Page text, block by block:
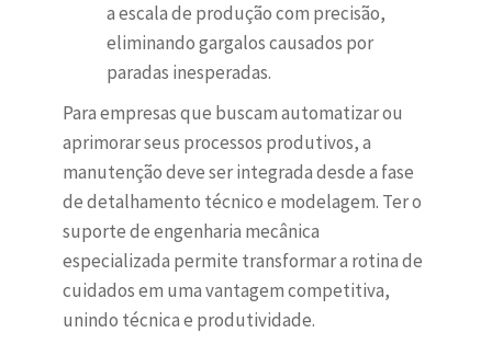
a escala de produção com precisão,
eliminando gargalos causados por
paradas inesperadas.
Para empresas que buscam automatizar ou
aprimorar seus processos produtivos, a
manutenção deve ser integrada desde a fase
de detalhamento técnico e modelagem. Ter o
suporte de engenharia mecânica
especializada permite transformar a rotina de
cuidados em uma vantagem competitiva,
unindo técnica e produtividade.